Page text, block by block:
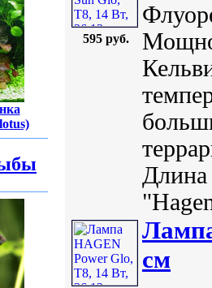
595 руб.
см